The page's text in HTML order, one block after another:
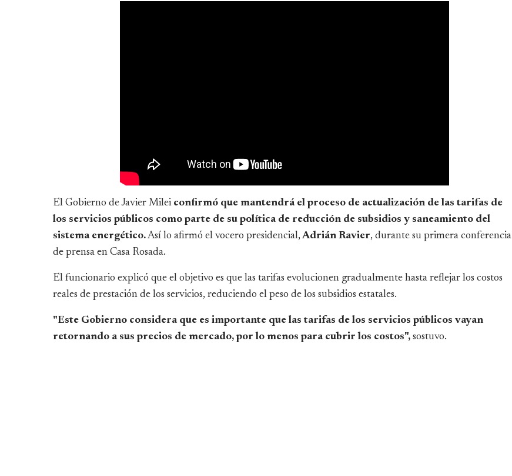
El Gobierno de Javier Milei confirmó que mantendrá el proceso de actualización de las tarifas de
los servicios públicos como parte de su política de reducción de subsidios y saneamiento del
sistema energético.Así lo afirmó el vocero presidencial,Adrián Ravier, durante su primera conferencia
de prensa en Casa Rosada.
El funcionario explicó que el objetivo es que las tarifas evolucionen gradualmente hasta reflejar los costos
reales de prestación de los servicios, reduciendo el peso de los subsidios estatales.
"Este Gobierno considera que es importante que las tarifas de los servicios públicos vayan
retornando a sus precios de mercado, por lo menos para cubrir los costos",sostuvo.